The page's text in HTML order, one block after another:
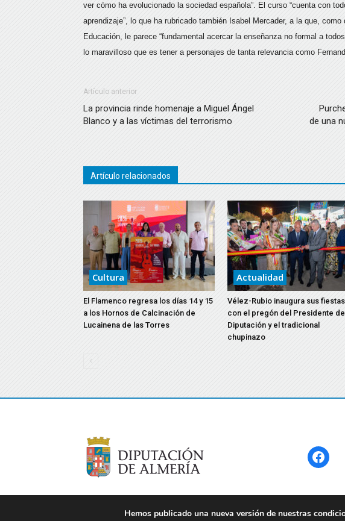
ver cómo ha evolucionado la sociedad española”. El curso “cuenta con
aprendizaje”, lo que ha rubricado también Isabel Mercader, a la que,
Educación, le parece “fundamental acercar la enseñanza no formal a
lo maravilloso que es tener a personajes de tanta relevancia como
Artículo anterior
La provincia rinde homenaje a Miguel Ángel
Blanco y a las víctimas del terrorismo
de una
Artículo relacionados
Cultura
El Flamenco regresa los días 14 y 15
a los Hornos de Calcinación de
Lucainena de las Torres
Actualidad
Vélez-Rubio inaugura sus fiestas
con el pregón del Presidente de
Diputación y el tradicional
chupinazo
Hemos publicado una nueva versión de nuestras